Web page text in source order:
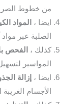
من خطوط الصرف
ايضا ،
المواد الكيميائية
الصلبة عبر مواد
كذلك ،الفحص
المواسير لتسهيل
ايضا ،
إزالة الجذور
الأجسام الغريبة التي